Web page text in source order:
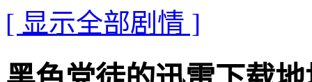
[ 显示全部剧情 ]